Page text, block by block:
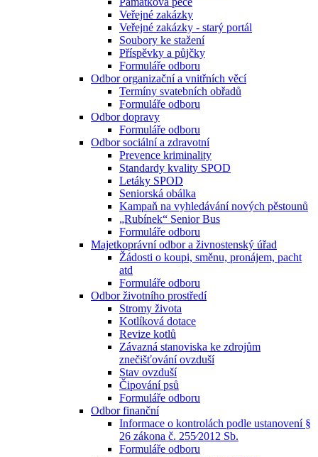
Veřejné zakázky
Veřejné zakázky - starý portál
Soubory ke stažení
Příspěvky a půjčky
Formuláře odboru
Odbor organizační a vnitřních věcí
Termíny svatebních obřadů
Formuláře odboru
Odbor dopravy
Formuláře odboru
Odbor sociální a zdravotní
Prevence kriminality
Standardy kvality SPOD
Letáky SPOD
Seniorská obálka
Kampaň na vyhledávání nových pěstounů
„Rubínek“ Senior Bus
Formuláře odboru
Majetkoprávní odbor a živnostenský úřad
Žádosti o koupi, směnu, pronájem, pacht
atd
Formuláře odboru
Odbor životního prostředí
Stromy života
Kotlíková dotace
Revize kotlů
Závazná stanoviska ke zdrojům
znečišťování ovzduší
Stav ovzduší
Čipování psů
Formuláře odboru
Odbor finanční
Informace o kontrolách podle ustanovení §
26 zákona č. 255⁄2012 Sb.
Formuláře odboru